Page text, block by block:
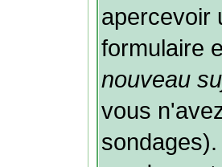
apercevoir
formulaire
nouveau
vous